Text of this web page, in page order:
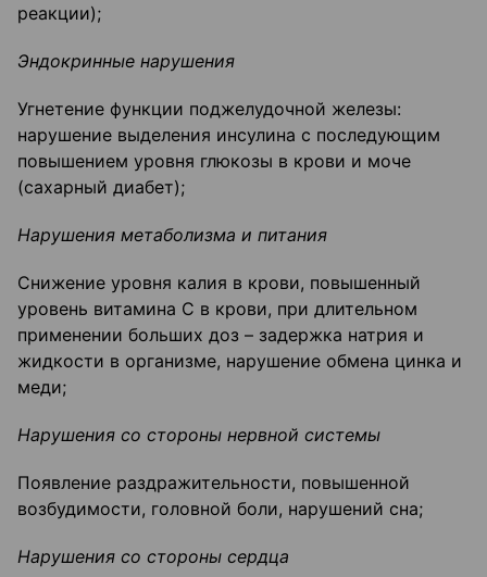
реакции);
Эндокринные нарушения
Угнетение функции поджелудочной железы:
нарушение выделения инсулина с последующим
повышением уровня глюкозы в крови и моче
(сахарный диабет);
Нарушения метаболизма и питания
Снижение уровня калия в крови, повышенный
уровень витамина С в крови, при длительном
применении больших доз – задержка натрия и
жидкости в организме, нарушение обмена цинка и
меди;
Нарушения со стороны нервной системы
Появление раздражительности, повышенной
возбудимости, головной боли, нарушений сна;
Нарушения со стороны сердца